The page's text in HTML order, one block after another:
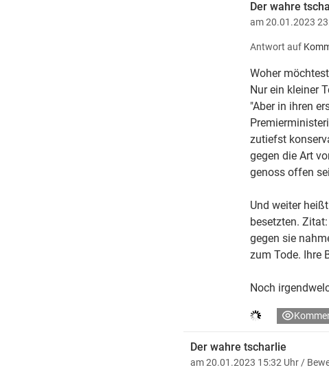
Der wahre
am 20.01.2023
Antwort auf
Woher
Nur ein kleiner
"Aber in ihren
zutiefst
gegen die Art
genoss offen
Und weiter
besetzten.
gegen sie
zum Tode. Ihre
Noch
Der wahre tscharlie
am 20.01.2023 15:32 Uhr /